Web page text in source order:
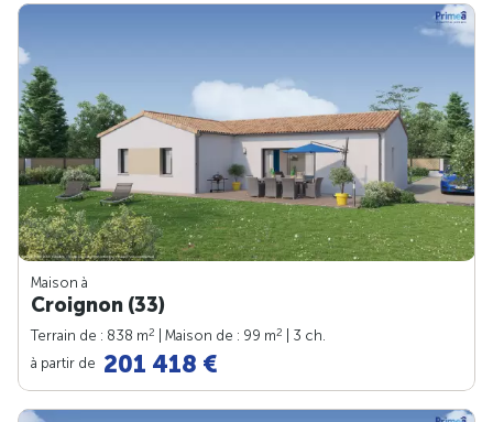
Maison à
Croignon (33)
Terrain de : 838 m2 | Maison de : 99 m2
| 3 ch.
à partir de 201 418 €